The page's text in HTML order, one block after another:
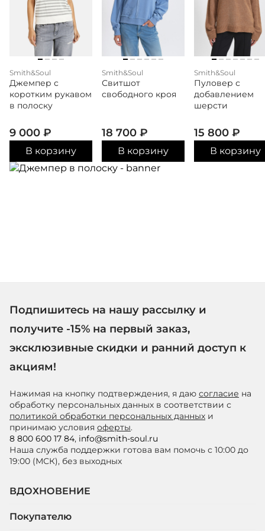
Smith&Soul
Джемпер с
коротким рукавом
в полоску
9 000 ₽
В корзину
Smith&Soul
Свитшот
свободного кроя
18 700 ₽
В корзину
Smith&Soul
Пуловер с
добавлением
шерсти
15 800 ₽
В корзину
Подпишитесь на нашу рассылку и
получите -15% на первый заказ,
эксклюзивные скидки и ранний доступ к
акциям!
Нажимая на кнопку подтверждения, я даю согласие на
обработку персональных данных в соответствии с
политикой обработки персональных данных и
принимаю условия оферты.
8 800 600 17 84, info@smith-soul.ru
Наша служба поддержки готова вам помочь с 10:00 до
19:00 (МСК), без выходных
ВДОХНОВЕНИЕ
Покупателю